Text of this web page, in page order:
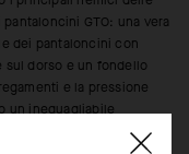
GTO: una vera
dei pantaloncini con
dorso e un fondello
e la pressione
un ineguagliabile
aderente al corpo